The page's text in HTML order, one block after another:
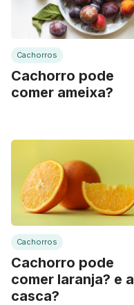
Cachorros
Cachorro pode
comer ameixa?
Cachorros
Cachorro pode
comer laranja? e a
casca?